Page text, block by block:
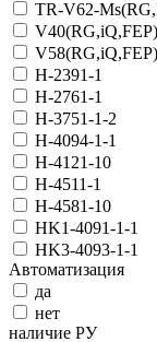
TR-V62-
V40(RG,iQ,FEP)
V58(RG,iQ,FEP)
Н-2391-1
Н-2761-1
Н-3751-1-2
Н-4094-1-1
Н-4121-10
Н-4511-1
Н-4581-10
НK1-4091-1-1
НK3-4093-1-1
Автоматизация
да
нет
наличие РУ